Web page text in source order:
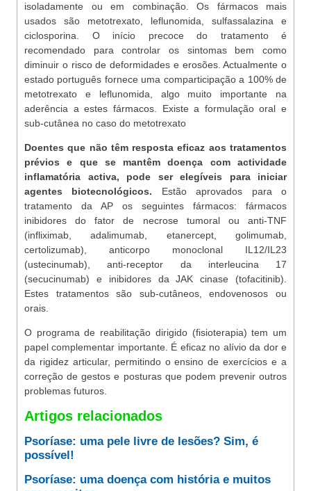
isoladamente ou em combinação. Os fármacos mais
usados são metotrexato, leflunomida, sulfassalazina e
ciclosporina. O início precoce do tratamento é
recomendado para controlar os sintomas bem como
diminuir o risco de deformidades e erosões. Actualmente o
estado português fornece uma comparticipação a 100% de
metotrexato e leflunomida, algo muito importante na
aderência a estes fármacos. Existe a formulação oral e
sub-cutânea no caso do metotrexato
Doentes que não têm resposta eficaz aos tratamentos
prévios e que se mantêm doença com actividade
inflamatória activa, pode ser elegíveis para iniciar
agentes biotecnológicos. Estão aprovados para o
tratamento da AP os seguintes fármacos: fármacos
inibidores do fator de necrose tumoral ou anti-TNF
(infliximab, adalimumab, etanercept, golimumab,
certolizumab), anticorpo monoclonal IL12/IL23
(ustecinumab), anti-receptor da interleucina 17
(secucinumab) e inibidores da JAK cinase (tofacitinib).
Estes tratamentos são sub-cutâneos, endovenosos ou
orais.
O programa de reabilitação dirigido (fisioterapia) tem um
papel complementar importante. É eficaz no alívio da dor e
da rigidez articular, permitindo o ensino de exercícios e a
correção de gestos e posturas que podem prevenir outros
problemas futuros.
Artigos relacionados
Psoríase: uma pele livre de lesões? Sim, é
possível!
Psoríase: uma doença com história e muitos